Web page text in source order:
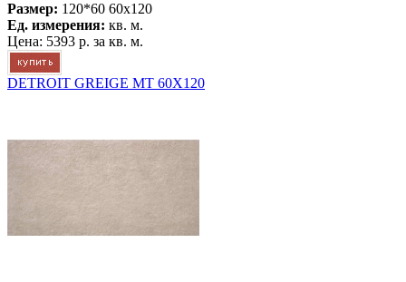
Размер: 120*60 60x120
Ед. измерения: кв. м.
Цена: 5393 р. за кв. м.
DETROIT GREIGE MT 60X120